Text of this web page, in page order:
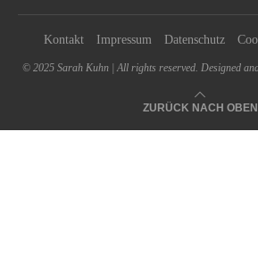
Kontakt Impressum Datenschutz
© 2025 Sarah Kuhn | All rights reserved. Designed
ZURÜCK NACH OBEN